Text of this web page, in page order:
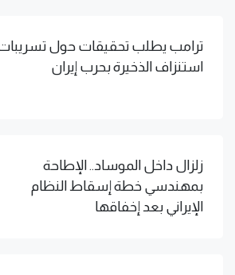
ترامب يطلب تحقيقات حول
استنزاف الذخيرة بحرب إيران
زلزال داخل الموساد.. الإطاحة
بمهندسي خطة إسقاط النظام
الإيراني بعد إخفاقها